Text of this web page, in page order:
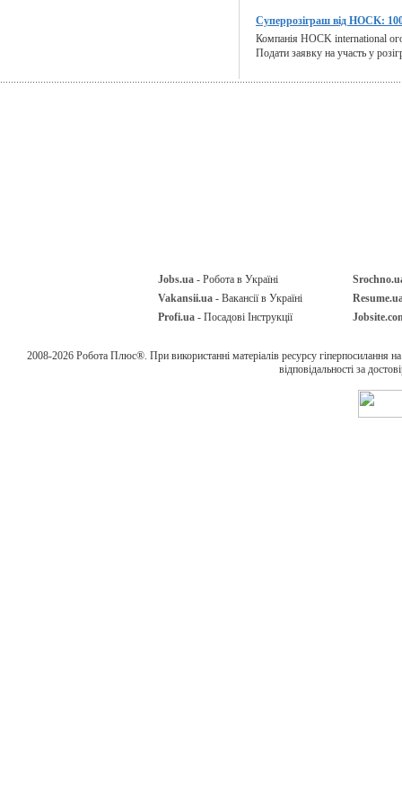
Суперрозіграш від HOCK:
Компанія HOCK international
Подати заявку на участь у
Jobs.ua - Робота в Україні
Vakansii.ua - Вакансії в Україні
Profi.ua - Посадові Інструкції
2008-2026 Робота Плюс®. При використанні матеріалів ресурсу гіперпосилання
відповідальності за